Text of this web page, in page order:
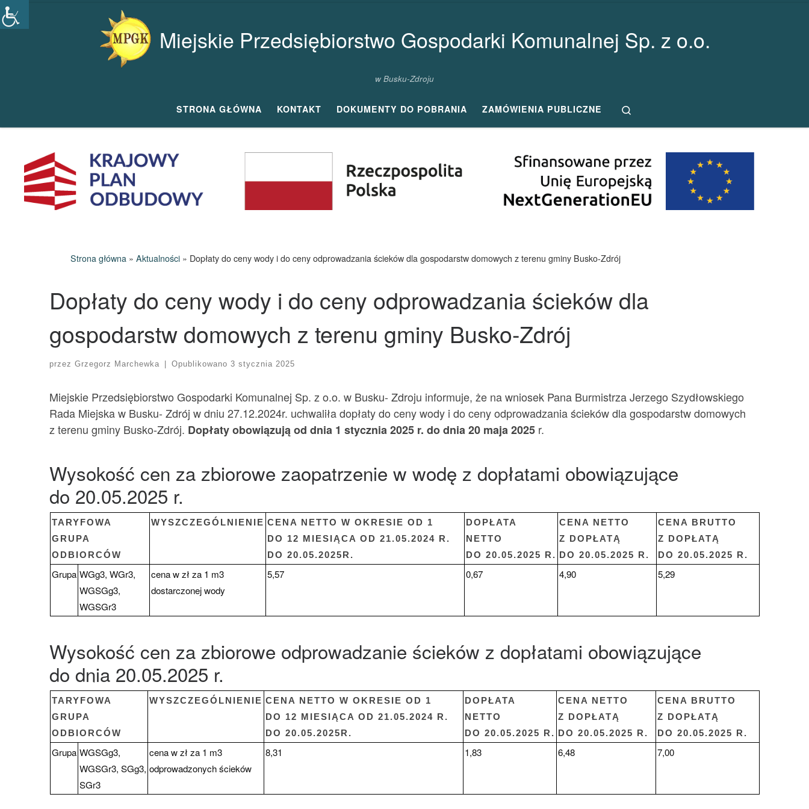
Przejdź do treści
Miejskie Przedsiębiorstwo Gospodarki Komunalnej Sp. z o.o.
w Busku-Zdroju
STRONA GŁÓWNA KONTAKT DOKUMENTY DO POBRANIA ZAMÓWIENIA PUBLICZNE
Strona główna » Aktualności » Dopłaty do ceny wody i do ceny odprowadzania ścieków dla gospodarstw domowych z terenu gminy Busko-Zdrój
Dopłaty do ceny wody i do ceny odprowadzania ścieków dla
gospodarstw domowych z terenu gminy Busko-Zdrój
przezGrzegorz Marchewka Opublikowano 3 stycznia 2025
Miejskie Przedsiębiorstwo Gospodarki Komunalnej Sp. z o.o. w Busku- Zdroju informuje, że na wniosek Pana Burmistrza Jerzego Szydłowskiego
Rada Miejska w Busku- Zdrój w dniu 27.12.2024r. uchwaliła dopłaty do ceny wody i do ceny odprowadzania ścieków dla gospodarstw domowych
z terenu gminy Busko-Zdrój. Dopłaty obowiązują od dnia 1 stycznia 2025 r. do dnia 20 maja 2025 r.
Wysokość cen za zbiorowe zaopatrzenie w wodę z dopłatami obowiązujące
do 20.05.2025 r.
TARYFOWA
GRUPA
ODBIORCÓW
WYSZCZEGÓLNIENIE CENA NETTO W OKRESIE OD 1
DO 12 MIESIĄCA OD 21.05.2024 R.
DO 20.05.2025R.
DOPŁATA
NETTO
DO 20.05.2025 R.
CENA NETTO
Z DOPŁATĄ
DO 20.05.2025 R.
CENA BRUTTO
Z DOPŁATĄ
DO 20.05.2025 R.
Grupa WGg3, WGr3,
WGSGg3,
WGSGr3
cena w zł za 1 m3
dostarczonej wody
5,57 0,67 4,90 5,29
Wysokość cen za zbiorowe odprowadzanie ścieków z dopłatami obowiązujące
do dnia 20.05.2025 r.
TARYFOWA
GRUPA
ODBIORCÓW
WYSZCZEGÓLNIENIE CENA NETTO W OKRESIE OD 1
DO 12 MIESIĄCA OD 21.05.2024 R.
DO 20.05.2025R.
DOPŁATA
NETTO
DO 20.05.2025 R.
CENA NETTO
Z DOPŁATĄ
DO 20.05.2025 R.
CENA BRUTTO
Z DOPŁATĄ
DO 20.05.2025 R.
Grupa WGSGg3,
WGSGr3, SGg3,
SGr3
cena w zł za 1 m3
odprowadzonych ścieków
8,31 1,83 6,48 7,00